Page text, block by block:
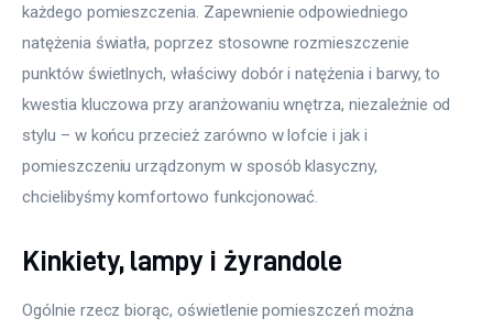
Więcej
każdego pomieszczenia. Zapewnienie odpowiedniego
natężenia światła, poprzez stosowne rozmieszczenie
punktów świetlnych, właściwy dobór i natężenia i barwy, to
kwestia kluczowa przy aranżowaniu wnętrza, niezależnie od
stylu – w końcu przecież zarówno w lofcie i jak i
pomieszczeniu urządzonym w sposób klasyczny,
chcielibyśmy komfortowo funkcjonować.
Kinkiety, lampy i żyrandole
Ogólnie rzecz biorąc, oświetlenie pomieszczeń można